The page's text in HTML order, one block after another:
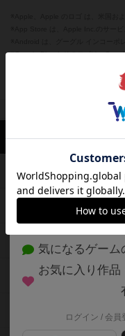
※Google Play とそのロゴは、
ボドとも
ボードゲームのプ
て
自分のデータを
約75,000人がボド
気になるゲーム
お気に入り作品
ログイン / 会員
ボドゲーマTOP
ボードゲームを検
ボードゲームの新
ボードゲーム会情報
メカニクス特集
掲示板・トピックス